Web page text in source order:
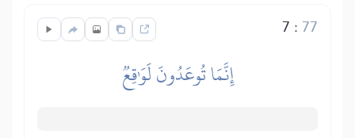
7 : 77
إِنَّمَا تُوعَدُونَ لَوَٰقِعٞ